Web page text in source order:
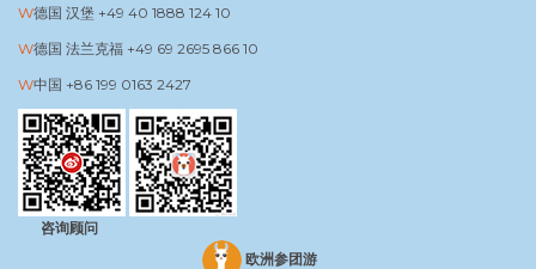
德国 汉堡 +49 40 1888 124 10
德国 法兰克福 +49 69 2695 866 10
中国 +86 199 0163 2427
咨询顾问
欧洲参团游